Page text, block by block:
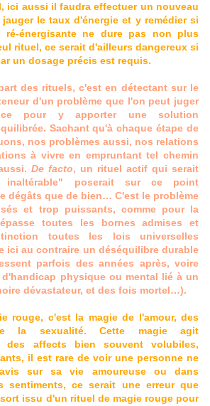
ici aussi il faudra effectuer un nouveau
le taux d'énergie et y remédier si
ré-énergisante ne dure pas non plus
rituel, ce serait d'ailleurs dangereux si
un dosage précis est requis.
des rituels, c'est en détectant sur le
d'un problème que l'on peut juger
pour y apporter une solution
Sachant qu'à chaque étape de
nos problèmes aussi, nos relations
à vivre en empruntant tel chemin
De facto, un rituel actif qui serait
poserait sur ce point
dégâts que de bien… C'est le problème
et trop puissants, comme pour la
toutes les bornes admises et
toutes les lois universelles
ici au contraire un déséquilibre durable
parfois des années après, voire
physique ou mental lié à un
dévastateur, et des fois mortel…).
rouge, c'est la magie de l'amour, des
la sexualité. Cette magie agit
des affects bien souvent volubiles,
il est rare de voir une personne ne
sur sa vie amoureuse ou dans
sentiments, ce serait une erreur que
issu d'un rituel de magie rouge pour